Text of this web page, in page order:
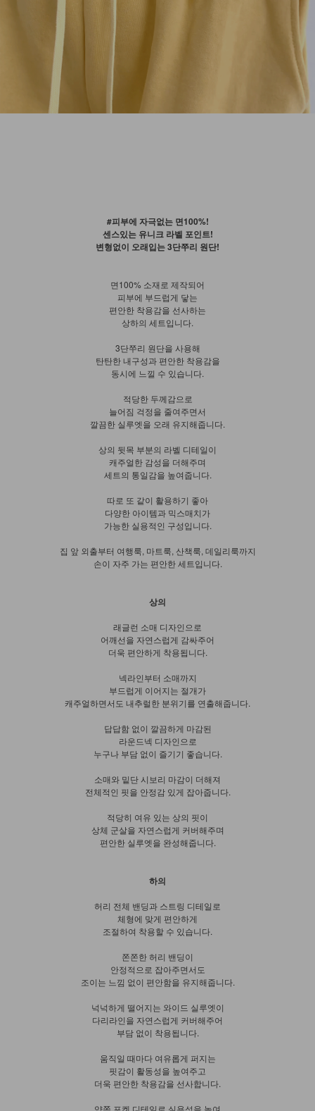
#피부에 자극없는 면100%!
센스있는 유니크 라벨 포인트!
변형없이 오래입는 3단쭈리 원단!
면100% 소재로 제작되어
피부에 부드럽게 닿는
편안한 착용감을 선사하는
상하의 세트입니다.
3단쭈리 원단을 사용해
탄탄한 내구성과 편안한 착용감을
동시에 느낄 수 있습니다.
적당한 두께감으로
늘어짐 걱정을 줄여주면서
깔끔한 실루엣을 오래 유지해줍니다.
상의 뒷목 부분의 라벨 디테일이
캐주얼한 감성을 더해주며
세트의 통일감을 높여줍니다.
따로 또 같이 활용하기 좋아
다양한 아이템과 믹스매치가
가능한 실용적인 구성입니다.
집 앞 외출부터 여행룩, 마트룩, 산책룩, 데일리룩까지
손이 자주 가는 편안한 세트입니다.
상의
래글런 소매 디자인으로
어깨선을 자연스럽게 감싸주어
더욱 편안하게 착용됩니다.
넥라인부터 소매까지
부드럽게 이어지는 절개가
캐주얼하면서도 내추럴한 분위기를 연출해줍니다.
답답함 없이 깔끔하게 마감된
라운드넥 디자인으로
누구나 부담 없이 즐기기 좋습니다.
소매와 밑단 시보리 마감이 더해져
전체적인 핏을 안정감 있게 잡아줍니다.
적당히 여유 있는 상의 핏이
상체 군살을 자연스럽게 커버해주며
편안한 실루엣을 완성해줍니다.
하의
허리 전체 밴딩과 스트링 디테일로
체형에 맞게 편안하게
조절하여 착용할 수 있습니다.
쫀쫀한 허리 밴딩이
안정적으로 잡아주면서도
조이는 느낌 없이 편안함을 유지해줍니다.
넉넉하게 떨어지는 와이드 실루엣이
다리라인을 자연스럽게 커버해주어
부담 없이 착용됩니다.
움직일 때마다 여유롭게 퍼지는
핏감이 활동성을 높여주고
더욱 편안한 착용감을 선사합니다.
양쪽 포켓 디테일로 실용성을 높여